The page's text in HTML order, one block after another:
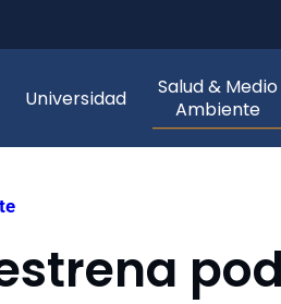
Universidad
Salud & Medio
Ambiente